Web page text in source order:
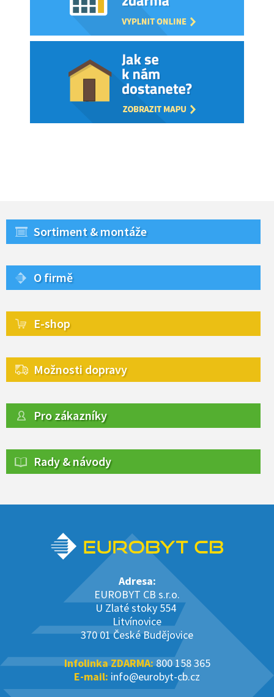
Sortiment & montáže
O firmě
E-shop
Možnosti dopravy
Pro zákazníky
Rady & návody
Adresa:
EUROBYT CB s.r.o.
U Zlaté stoky 554
Litvínovice
370 01 České Budějovice
Infolinka ZDARMA:800 158 365
E-mail: info@eurobyt-cb.cz